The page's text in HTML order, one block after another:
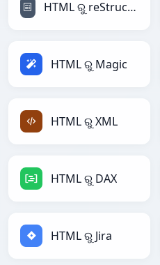
HTML ରୁ reStructuredText
HTML ରୁ Magic
HTML ରୁ XML
HTML ରୁ DAX
HTML ରୁ Jira